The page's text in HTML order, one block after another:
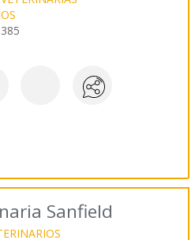
Sanfield